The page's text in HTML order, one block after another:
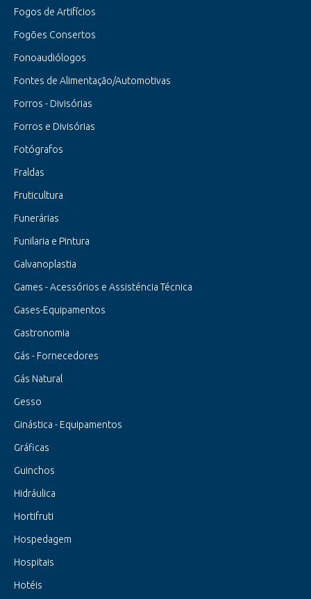
Fogos de Artifícios
Fogões Consertos
Fonoaudiólogos
Fontes de Alimentação/Automotivas
Forros - Divisórias
Forros e Divisórias
Fotógrafos
Fraldas
Fruticultura
Funerárias
Funilaria e Pintura
Galvanoplastia
Games - Acessórios e Assisténcia Técnica
Gases-Equipamentos
Gastronomia
Gás - Fornecedores
Gás Natural
Gesso
Ginástica - Equipamentos
Gráficas
Guinchos
Hidráulica
Hortifruti
Hospedagem
Hospitais
Hotéis